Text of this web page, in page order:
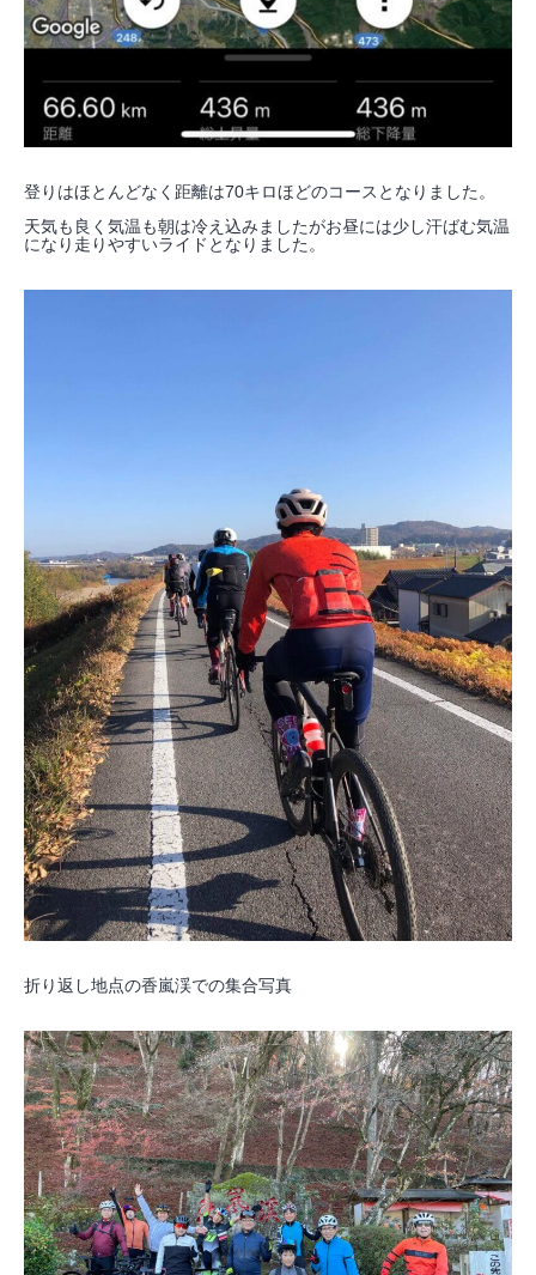
登りはほとんどなく距離は70キロほどのコースとなりました。
天気も良く気温も朝は冷え込みましたがお昼には少し汗ばむ気温
になり走りやすいライドとなりました。
折り返し地点の香嵐渓での集合写真